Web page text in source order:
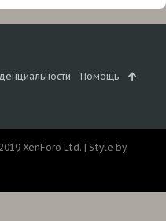
Помощь
XenForo Ltd. | Style by